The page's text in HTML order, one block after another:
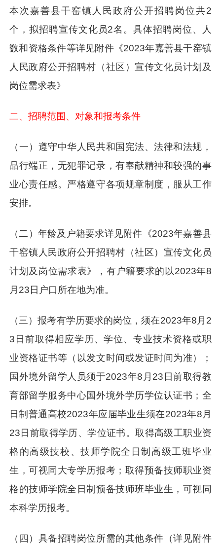
本次嘉善县干窑镇人民政府公开招聘岗位共2
个，拟招聘宣传文化员2名。具体招聘岗位、人
数和资格条件等详见附件《2023年嘉善县干窑镇
人民政府公开招聘村（社区）宣传文化员计划及
岗位需求表》
二、招聘范围、对象和报考条件
（一）遵守中华人民共和国宪法、法律和法规，
品行端正，无犯罪记录，有奉献精神和较强的事
业心责任感。严格遵守各项规章制度，服从工作
安排。
（二）年龄及户籍要求详见附件《2023年嘉善县
干窑镇人民政府公开招聘村（社区）宣传文化员
计划及岗位需求表》，有户籍要求的以2023年8
月23日户口所在地为准。
（三）报考有学历要求的岗位，须在2023年8月2
3日前取得相应学历、学位、专业技术资格或职
业资格证书等（以发文时间或发证时间为准）；
国外境外留学人员须于2023年8月23日前取得教
育部留学服务中心国外境外学历学位认证书；全
日制普通高校2023年应届毕业生须在2023年8月
23日前取得学历、学位证书。取得高级工职业资
格的高级技校、技师学院全日制高级工班毕业
生，可视同大专学历报考；取得预备技师职业资
格的技师学院全日制预备技师班毕业生，可视同
本科学历报考。
（四）具备招聘岗位所需的其他条件（详见附件